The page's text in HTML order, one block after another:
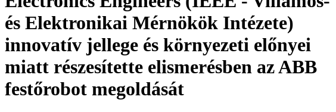
és Elektronikai Mérnökök Intézete)
innovatív jellege és környezeti előnyei
miatt részesítette elismerésben az ABB
festőrobot megoldását